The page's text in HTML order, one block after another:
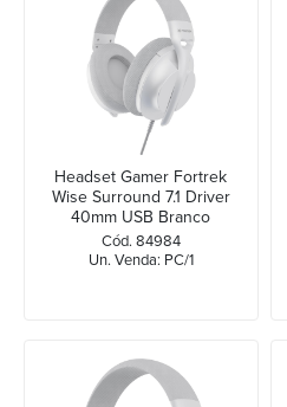
Headset Gamer Fortrek
Wise Surround 7.1 Driver
40mm USB Branco
Cód. 84984
Un. Venda: PC/1